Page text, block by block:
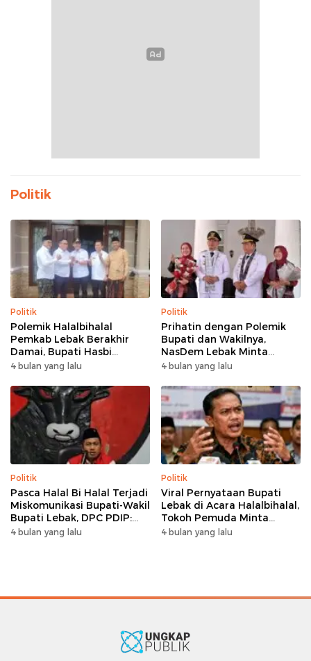
Politik
Politik
Polemik Halalbihalal
Pemkab Lebak Berakhir
Damai, Bupati Hasbi
Sambangi Kediaman
4 bulan yang lalu
Politik
Prihatin dengan Polemik
Bupati dan Wakilnya,
NasDem Lebak Minta
Saling Introspeksi
4 bulan yang lalu
Politik
Pasca Halal Bi Halal Terjadi
Miskomunikasi Bupati-Wakil
Bupati Lebak, DPC PDIP:
Kami Tetap Solid dan Akan
4 bulan yang lalu
Politik
Viral Pernyataan Bupati
Lebak di Acara Halalbihalal,
Tokoh Pemuda Minta
Bersatu hingga Usul
4 bulan yang lalu